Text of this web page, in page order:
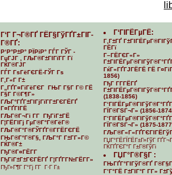
Г‘Г Г¬Г®ГҐ ГЁГ§ГўГҐГ±ГІГ­
Г®ГҐ:
Р‘Р°Р±Р° РЇРіР° ГЃГ ГЎГ -
ГџГЈГ , ГЉГ®Г±ГІГїГ­Г Гї
ГЌГ®ГЈГ
ГЃГ ГѕГёГЄГЁ-ГЎГ Гѕ
Г‚Г«Г Г±
Г„ГҐГ¤ГіГёГЄГ ГЊГ Г§Г Г© ГЁ
Г§Г Г©Г¶Г»
ГЉГ°ГҐГ±ГІГјГїГ­Г±ГЄГЁГҐ
Г¤ГҐГІГЁ
ГЉГ®Г¬Гі Г­Г ГђГіГ±ГЁ
Г¦ГЁГІГј ГµГ®Г°Г®ГёГ®
ГЉГ®Г°Г®ГЎГҐГ©Г­ГЁГЄГЁ
ГЊГ®Г°Г®Г§, ГЉГ°Г Г±Г­Г»Г©
ГЌГ®Г±
ГђГ®Г¤ГЁГ­Г
ГђГіГ±Г±ГЄГЁГҐ Г¦ГҐГ­Г№ГЁГ­Г»
ГђГ»Г¶Г Г°Гј Г­Г Г·Г Г±
Г‘ГІГЁГµГЁ:
Г‚Г±ГҐ
ГЁГї
Г–ГЁГЄГ«Г»
ГќГ«ГҐГЈГЁГЁ ГЁ
1856)
ГђГ Г­Г­ГЁГҐ
(1838-1856)
ГЇГ®ГЅГ¬Г» (1856-
ГЇГ®ГЅГ¬Г» (1875-
ГЏГ°ГЁГЇГЁГ±Г»ГўГ
ГЌГҐГЄГ°Г Г±Г®ГўГі
ГЏГ°Г®Г§Г :
ГЊГҐГ°ГІГўГ®ГҐ
Г’Г°ГЁ Г±ГІГ°Г Г­Г»